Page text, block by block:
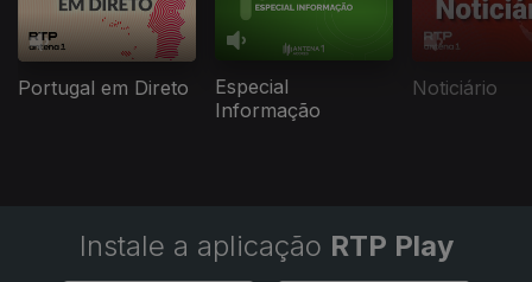
Portugal em Direto
Especial
Informação
Noticiário
Instale a aplicação RTP Play